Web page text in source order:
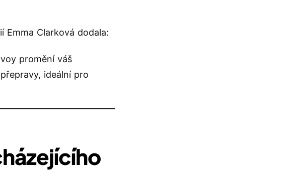
Clarková dodala:
promění váš
ideální pro